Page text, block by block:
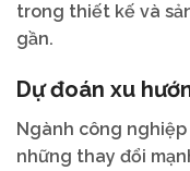
trong thiết kế và
gần.
Dự đoán xu
Ngành công
những thay đổi